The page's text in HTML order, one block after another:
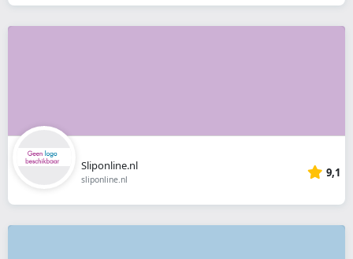
Sliponline.nl
sliponline.nl 9,1